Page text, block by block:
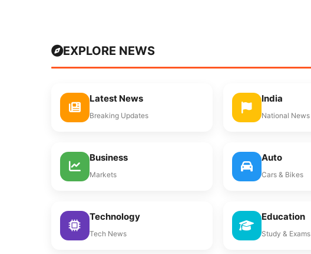
EXPLORE NEWS
Latest News
Breaking Updates
India
National News
Business
Markets
Auto
Cars & Bikes
Technology
Tech News
Education
Study & Exams